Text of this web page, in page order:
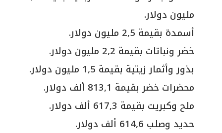
مليون دولار.
أسمدة بقيمة 2,5 مليون دولار.
خضر ونباتات بقيمة 2,2 مليون دولار.
بذور وأثمار زيتية بقيمة 1,5 مليون دولار.
محضرات خضر بقيمة 813,1 ألف دولار.
ملح وكبريت بقيمة 617,3 ألف دولار.
حديد وصلب 614,6 ألف دولار.